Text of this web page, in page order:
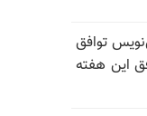
توافق
این هفته